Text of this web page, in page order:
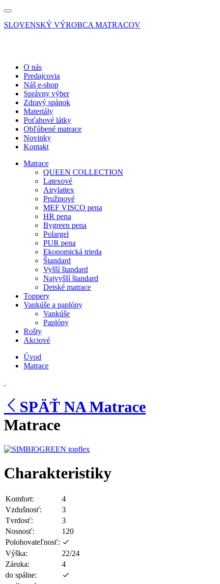
SLOVENSKÝ VÝROBCA MATRACOV
O nás
Predajcovia
Náš e-shop
Správny výber
Zdravý spánok
Materiály
Poťahové látky
Obľúbené matrace
Novinky
Kontakt
Matrace
QUEEN COLLECTION
Latexové
Airylattex
Pružinové
MEF VISCO pena
HR pena
Bygreen pena
Polargel
PUR pena
Ekonomická trieda
Štandard
Vyšší štandard
Najvyšší štandard
Detské matrace
Toppery
Vankúše a paplóny
Vankúše
Paplóny
Rošty
Akciové
Úvod
Matrace
SPÄŤ NA Matrace
Matrace
Charakteristiky
Komfort:
4
Vzdušnosť:
3
Tvrdosť:
3
Nosnosť:
120
Polohovateľnosť:
Výška:
22/24
Záruka:
4
do spálne: